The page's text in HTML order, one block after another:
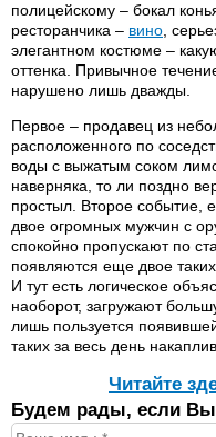
полицейскому – бокал
ресторанчика – вино ,
элегантном костюме –
оттенка. Привычное
нарушено лишь дважды.
Первое – продавец из
расположенного по
воды с выжатым соком
наверняка, то ли поздно
простыл. Второе событие,
двое огромных мужчин с
спокойно пропускают по
появляются еще двое
И тут есть логическое
наоборот, загружают
лишь пользуется
таких за весь день
Читайте
Будем рады, если Вы